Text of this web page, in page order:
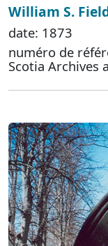
William S.
date: 1873
numéro de
Scotia Archives